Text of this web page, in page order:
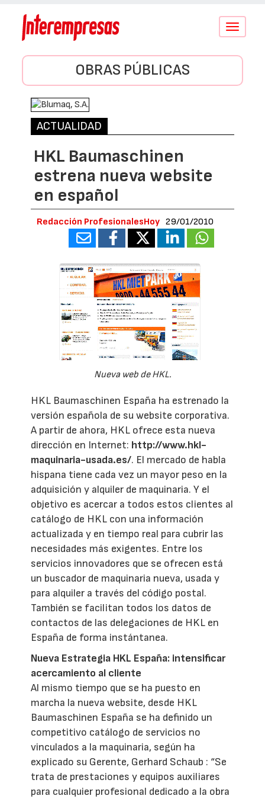
Conmutar
OBRAS PÚBLICAS
ACTUALIDAD
HKL Baumaschinen
estrena nueva website
en español
Redacción ProfesionalesHoy 29/01/2010
Nueva web de HKL.
HKL Baumaschinen España ha estrenado la
versión española de su website corporativa.
A partir de ahora, HKL ofrece esta nueva
dirección en Internet: http://www.hkl-
maquinaria-usada.es/. El mercado de habla
hispana tiene cada vez un mayor peso en la
adquisición y alquiler de maquinaria. Y el
objetivo es acercar a todos estos clientes al
catálogo de HKL con una información
actualizada y en tiempo real para cubrir las
necesidades más exigentes. Entre los
servicios innovadores que se ofrecen está
un buscador de maquinaria nueva, usada y
para alquiler a través del código postal.
También se facilitan todos los datos de
contactos de las delegaciones de HKL en
España de forma instántanea.
Nueva Estrategia HKL España: intensificar
acercamiento al cliente
Al mismo tiempo que se ha puesto en
marcha la nueva website, desde HKL
Baumaschinen España se ha definido un
competitivo catálogo de servicios no
vinculados a la maquinaria, según ha
explicado su Gerente, Gerhard Schaub : “Se
trata de prestaciones y equipos auxiliares
para cualquier profesional dedicado a la obra